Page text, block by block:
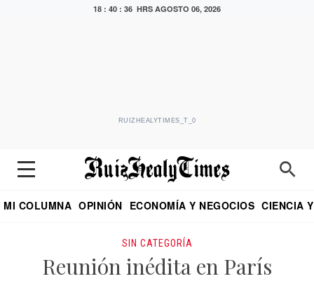
18 : 40 : 37 HRS AGOSTO 06, 2026
RUIZHEALYTIMES_T_0
MI COLUMNA OPINIÓN ECONOMÍA Y NEGOCIOS CIENCIA
SIN CATEGORÍA
Reunión inédita en París